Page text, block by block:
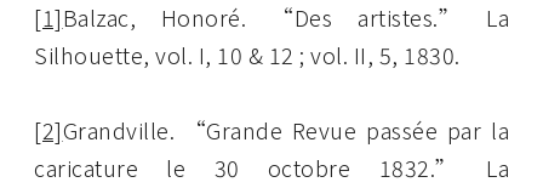
[1]Balzac, Honoré. “Des artistes.” La
Silhouette, vol. I, 10 & 12 ; vol. II, 5, 1830.
[2]Grandville. “Grande Revue passée par la
caricature le 30 octobre 1832.” La